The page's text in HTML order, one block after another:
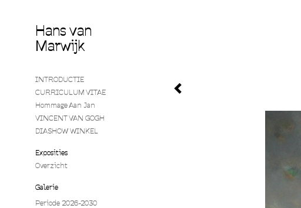
Hans van
Marwijk
INTRODUCTIE
CURRICULUM VITAE
Hommage Aan Jan
VINCENT VAN GOGH
DIASHOW WINKEL
Exposities
Overzicht
Galerie
Periode 2026-2030